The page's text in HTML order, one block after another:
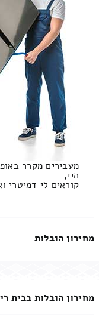
מעבירים מקרר
היי,
קוראים לי דמיטרי
מחירון הובלות
מחירון הובלות בבית